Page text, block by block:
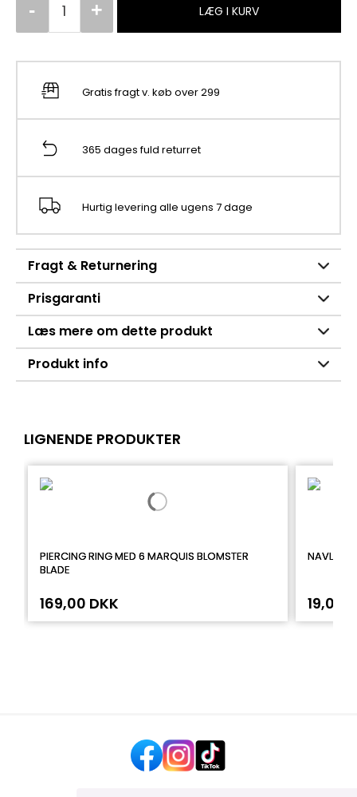
LÆG I KURV
Gratis fragt v. køb over 299
365 dages fuld returret
Hurtig levering alle ugens 7 dage
Fragt & Returnering
Prisgaranti
Læs mere om dette produkt
Produkt info
LIGNENDE PRODUKTER
PIERCING RING MED 6 MARQUIS BLOMSTER
BLADE
169,00 DKK 19,00